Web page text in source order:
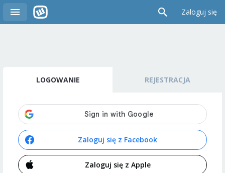
Zaloguj się
LOGOWANIE REJESTRACJA
Zaloguj się z Facebook
Zaloguj się z Apple